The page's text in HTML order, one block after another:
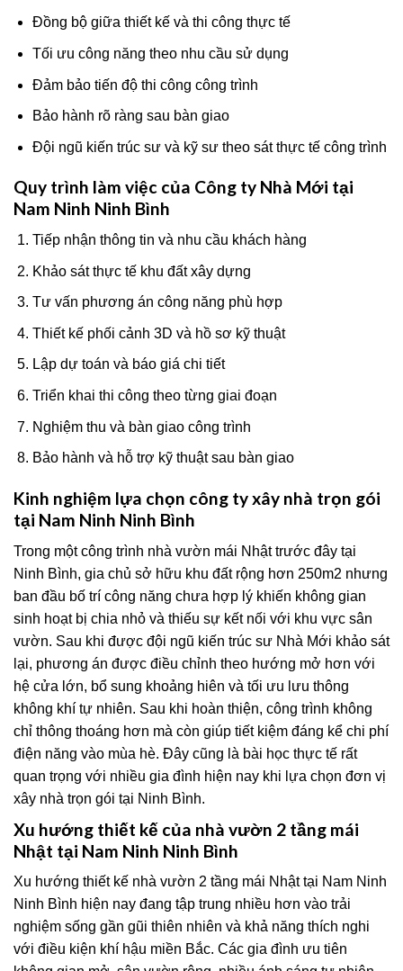
Đồng bộ giữa thiết kế và thi công thực tế
Tối ưu công năng theo nhu cầu sử dụng
Đảm bảo tiến độ thi công công trình
Bảo hành rõ ràng sau bàn giao
Đội ngũ kiến trúc sư và kỹ sư theo sát thực tế công trình
Quy trình làm việc của Công ty Nhà Mới tại
Nam Ninh Ninh Bình
Tiếp nhận thông tin và nhu cầu khách hàng
Khảo sát thực tế khu đất xây dựng
Tư vấn phương án công năng phù hợp
Thiết kế phối cảnh 3D và hồ sơ kỹ thuật
Lập dự toán và báo giá chi tiết
Triển khai thi công theo từng giai đoạn
Nghiệm thu và bàn giao công trình
Bảo hành và hỗ trợ kỹ thuật sau bàn giao
Kinh nghiệm lựa chọn công ty xây nhà trọn gói
tại Nam Ninh Ninh Bình
Trong một công trình nhà vườn mái Nhật trước đây tại
Ninh Bình, gia chủ sở hữu khu đất rộng hơn 250m2 nhưng
ban đầu bố trí công năng chưa hợp lý khiến không gian
sinh hoạt bị chia nhỏ và thiếu sự kết nối với khu vực sân
vườn. Sau khi được đội ngũ kiến trúc sư Nhà Mới khảo sát
lại, phương án được điều chỉnh theo hướng mở hơn với
hệ cửa lớn, bổ sung khoảng hiên và tối ưu lưu thông
không khí tự nhiên. Sau khi hoàn thiện, công trình không
chỉ thông thoáng hơn mà còn giúp tiết kiệm đáng kể chi phí
điện năng vào mùa hè. Đây cũng là bài học thực tế rất
quan trọng với nhiều gia đình hiện nay khi lựa chọn đơn vị
xây nhà trọn gói tại Ninh Bình.
Xu hướng thiết kế của nhà vườn 2 tầng mái
Nhật tại Nam Ninh Ninh Bình
Xu hướng thiết kế nhà vườn 2 tầng mái Nhật tại Nam Ninh
Ninh Bình hiện nay đang tập trung nhiều hơn vào trải
nghiệm sống gần gũi thiên nhiên và khả năng thích nghi
với điều kiện khí hậu miền Bắc. Các gia đình ưu tiên